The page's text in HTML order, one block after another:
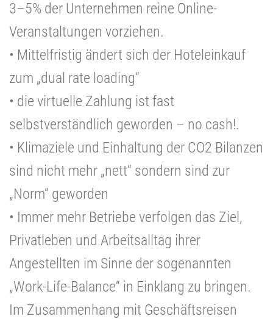
3–5% der Unternehmen reine Online-
Veranstaltungen vorziehen.
• Mittelfristig ändert sich der Hoteleinkauf
zum „dual rate loading“
• die virtuelle Zahlung ist fast
selbstverständlich geworden – no cash!.
• Klimaziele und Einhaltung der CO2 Bilanzen
sind nicht mehr „nett“ sondern sind zur
„Norm“ geworden
• Immer mehr Betriebe verfolgen das Ziel,
Privatleben und Arbeitsalltag ihrer
Angestellten im Sinne der sogenannten
„Work-Life-Balance“ in Einklang zu bringen.
Im Zusammenhang mit Geschäftsreisen